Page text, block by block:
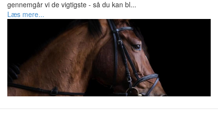
gennemgår vi de vigtigste - så du kan bl...
Læs mere...